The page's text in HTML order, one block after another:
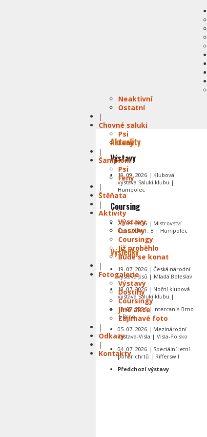
Neaktivní
Ostatní
|
Chovné saluki
Psi
Feny
|
Šampióni
Psi
Feny
|
Štěňata
|
Aktivity
Výstavy
Dostihy
Coursingy
Již proběhlo
Bude se konat
|
Fotogalerie
Výstavy
Dostihy
Coursingy
Jiné akce
Zajímavé foto
|
Odkazy
|
Kontakty
Aktuality
Výstavy
19. 09. 2026 | Klubová
výstava Saluki klubu |
Humpolec
Coursing
20. 09. 2026 | Mistrovství
Čech, CACT, B | Humpolec
Výsledky
19. 07. 2026 | Česká národní
výstava psů | Mladá Boleslav
18. 07. 2026 | Noční klubová
výstava Saluki klubu |
12. 07. 2026 | Intercanis-Brno
| Brno
05. 07. 2026 | Mezinárodní
výstava-Visla | Visla-Polsko
04. 07. 2026 | Speciální letní
pohár chrtů | Rifferswil
Předchozí výstavy